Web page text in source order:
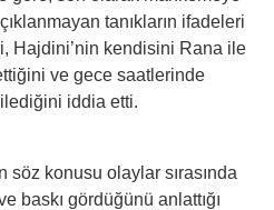
tanıkların ifadeleri
Hajdini’nin kendisini Rana ile
ve gece saatlerinde
iddia etti.
söz konusu olaylar sırasında
baskı gördüğünü anlattığı